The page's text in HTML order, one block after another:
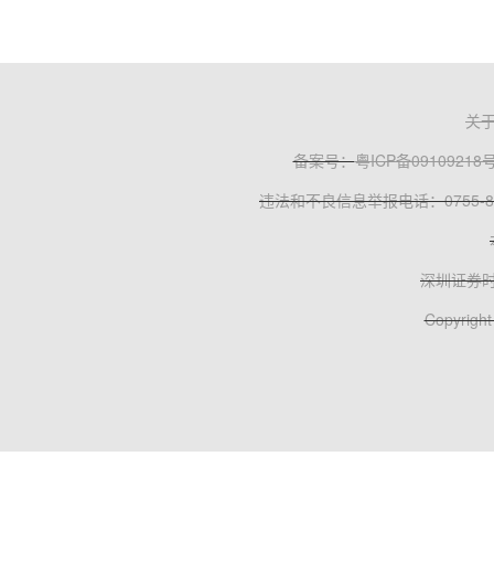
关
备案号：粤ICP备09109218
违法和不良信息举报电话：0755-
深圳证券